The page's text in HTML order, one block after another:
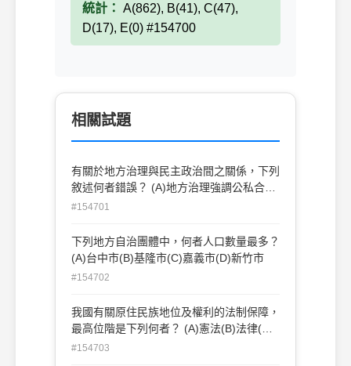
統計： A(862), B(41), C(47),
D(17), E(0) #154700
相關試題
有關於地方治理與民主政治間之關係，下列
敘述何者錯誤？ (A)地方治理強調公私合
夥，故能建立官民之間的對等關係 (B)地方
權威 (C)地方治理強調共同決策，故能廣納
多方民意 (D)地方治理強調多元關係，故能
#154701
下列地方自治團體中，何者人口數量最多？
(A)台中市(B)基隆市(C)嘉義市(D)新竹市
#154702
我國有關原住民族地位及權利的法制保障，
最高位階是下列何者？ (A)憲法(B)法律(C)
命令(D)自治規則
#154703